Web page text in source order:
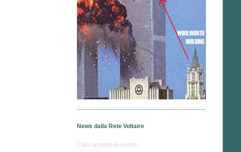
News dalla Rete Voltaire
Caricamento in corso...